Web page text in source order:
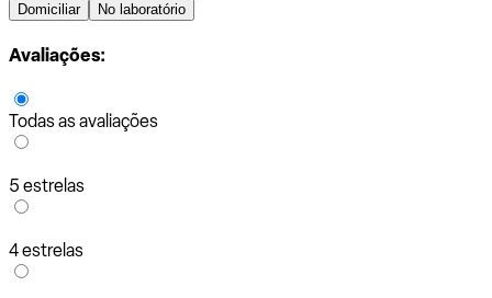
Domiciliar No laboratório
Avaliações:
Todas as avaliações
5 estrelas
4 estrelas